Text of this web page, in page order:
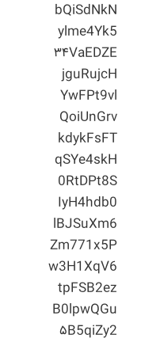
bQiSdNkN
ylme4Yk5
۳۴VaEDZE
jguRujcH
YwFPt9vl
QoiUnGrv
kdykFsFT
qSYe4skH
0RtDPt8S
IyH4hdb0
lBJSuXm6
Zm771x5P
w3H1XqV6
tpFSB2ez
B0lpwQGu
۵B5qiZy2